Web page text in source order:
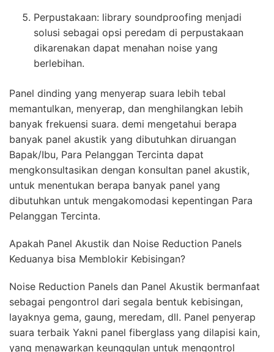
Perpustakaan: library soundproofing menjadi
solusi sebagai opsi peredam di perpustakaan
dikarenakan dapat menahan noise yang
berlebihan.
Panel dinding yang menyerap suara lebih tebal
memantulkan, menyerap, dan menghilangkan lebih
banyak frekuensi suara. demi mengetahui berapa
banyak panel akustik yang dibutuhkan diruangan
Bapak/Ibu, Para Pelanggan Tercinta dapat
mengkonsultasikan dengan konsultan panel akustik,
untuk menentukan berapa banyak panel yang
dibutuhkan untuk mengakomodasi kepentingan Para
Pelanggan Tercinta.
Apakah Panel Akustik dan Noise Reduction Panels
Keduanya bisa Memblokir Kebisingan?
Noise Reduction Panels dan Panel Akustik bermanfaat
sebagai pengontrol dari segala bentuk kebisingan,
layaknya gema, gaung, meredam, dll. Panel penyerap
suara terbaik Yakni panel fiberglass yang dilapisi kain,
yang menawarkan keunggulan untuk mengontrol